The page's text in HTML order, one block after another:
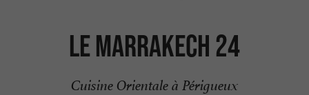
LE MARRAKECH 24
Cuisine Orientale à Périgueux